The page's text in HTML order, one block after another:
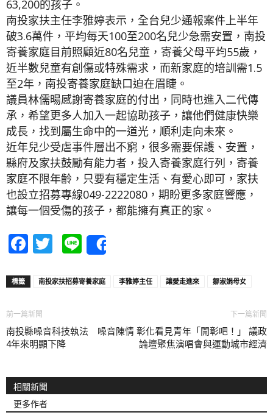
63,200的孩子。
南投家扶主任李雅婷表示，全台兒少通報案件上半年
破3.6萬件，平均每天100至200名兒少急需安置，南投
寄養家庭目前照顧近80名兒童，寄養父母平均55歲，
近半數兒童有創傷或特殊需求，而新家庭的培訓需1.5
至2年，南投寄養家庭缺口迫在眉睫。
議員林儒暘感謝寄養家庭的付出，同時也進入二代傳
承，希望更多人加入一起協助孩子，讓他們健康快樂
成長，找到屬生命中的一道光，順利走向未來。
近年兒少受虐事件層出不窮，很多需要保護、安置，
縣府及家扶鼓勵有能力者，投入寄養家庭行列，寄養
家庭不限年齡，只要有穩定生活、有愛心即可，家扶
也設立招募專線049-2222080，期盼更多家庭響應，
讓每一個受傷的孩子，都能擁有真正的家。
Facebook
Twitter
Line
標籤 南投家扶招募寄養家庭 李雅婷主任 讓愛走進來 鄒淑娟母女
前一篇新聞
南投縣噪音科技執法 噪音陳情
4年來明顯下降
下一篇新聞
彰化看見青年「開彰吧！」 議政
論壇聚焦演唱會與運動城市經濟
相關新聞
更多作者